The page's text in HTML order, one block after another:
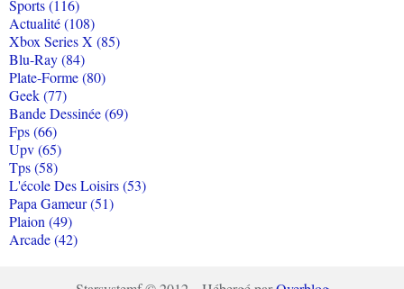
Sports (116)
Actualité (108)
Xbox Series X (85)
Blu-Ray (84)
Plate-Forme (80)
Geek (77)
Bande Dessinée (69)
Fps (66)
Upv (65)
Tps (58)
L'école Des Loisirs (53)
Papa Gameur (51)
Plaion (49)
Arcade (42)